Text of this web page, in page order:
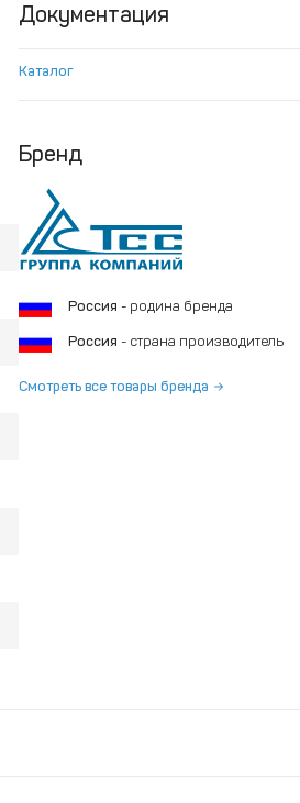
Документация
Каталог
Бренд
Россия - родина бренда
Россия - страна производитель
Смотреть все товары бренда